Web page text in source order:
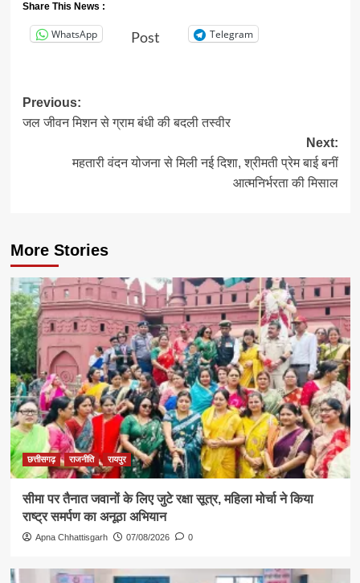
Share This News :
WhatsApp Post Telegram
Post
navigation
Previous:
जल जीवन मिशन से ग्राम बंधी की बदली तस्वीर
Next:
महतारी वंदन योजना से मिली नई दिशा, श्रीमती प्रेम बाई बनीं
आत्मनिर्भरता की मिसाल
More Stories
छत्तीसगढ़ राजनीति रायपुर
सीमा पर तैनात जवानों के लिए जुटे रक्षा सूत्र, महिला मोर्चा ने किया
राष्ट्र समर्पण का अनूठा अभियान
Apna Chhattisgarh 07/08/2026 0